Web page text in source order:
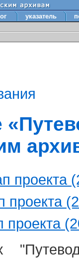
указатель
проекта
проекта
проекта